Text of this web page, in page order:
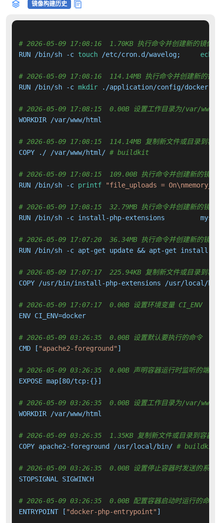
镜像构建历史
# 2026-05-09 17:08:16  1.70KB 执行命令并创建新的镜像层
RUN /bin/sh -c touch /etc/cron.d/wavelog; echo
# 2026-05-09 17:08:16  114.14MB 执行命令并创建新的镜
RUN /bin/sh -c mkdir ./application/config/
# 2026-05-09 17:08:15  0.00B 设置工作目录为/var/www/
WORKDIR /var/www/html
# 2026-05-09 17:08:15  114.14MB 复制新文件或目录到容
COPY ./ /var/www/html/ # buildkit
# 2026-05-09 17:08:15  109.00B 执行命令并创建新的镜像
RUN /bin/sh -c printf "file_uploads =
# 2026-05-09 17:08:15  32.79MB 执行命令并创建新的镜像
RUN /bin/sh -c install-php-extensions
# 2026-05-09 17:07:20  36.34MB 执行命令并创建新的镜像
RUN /bin/sh -c apt-get update && apt-get install -
# 2026-05-09 17:07:17  225.94KB 复制新文件或目录到容
COPY /usr/bin/install-php-extensions /usr/local/
# 2026-05-09 17:07:17  0.00B 设置环境变量 CI_ENV
ENV CI_ENV=docker
# 2026-05-09 03:26:35  0.00B 设置默认要执行的命令
CMD [ "apache2-foreground" ]
# 2026-05-09 03:26:35  0.00B 声明容器运行时监听的端口
EXPOSE map[80/tcp:{}]
# 2026-05-09 03:26:35  0.00B 设置工作目录为/var/www/
WORKDIR /var/www/html
# 2026-05-09 03:26:35  1.35KB 复制新文件或目录到容器中
COPY apache2-foreground /usr/local/bin/ # buildkit
# 2026-05-09 03:26:35  0.00B 设置停止容器时发送的系统
STOPSIGNAL SIGWINCH
# 2026-05-09 03:26:35  0.00B 配置容器启动时运行的命令
ENTRYPOINT [ "docker-php-entrypoint" ]